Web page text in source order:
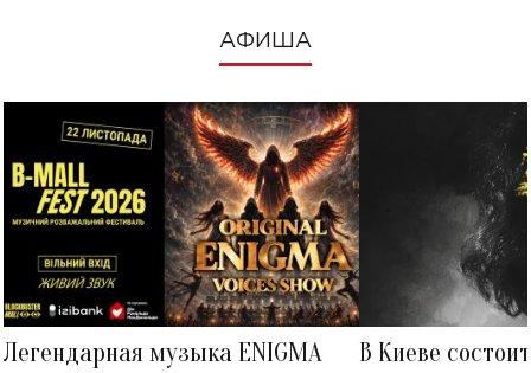
АФИША
Легендарная музыка ENIGMA
В Киеве